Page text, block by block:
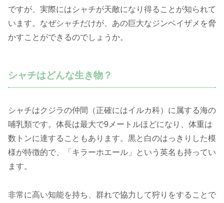
ですが、実際にはシャチが天敵になり得ることが知られて
います。なぜシャチだけが、あの巨大なジンベイザメを脅
かすことができるのでしょうか。
シャチはどんな生き物？
シャチはクジラの仲間（正確にはイルカ科）に属する海の
哺乳類です。体長は最大で9メートルほどになり、体重は
数トンに達することもあります。黒と白のはっきりした模
様が特徴的で、「キラーホエール」という英名も持ってい
ます。
非常に高い知能を持ち、群れで協力して狩りをすることで